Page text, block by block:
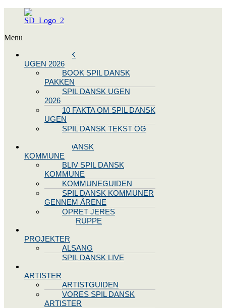
Menu
SPIL DANSK
UGEN 2026
BOOK SPIL DANSK
PAKKEN
SPIL DANSK UGEN
2026
10 FAKTA OM SPIL DANSK
UGEN
SPIL DANSK TEKST OG
BLIV SPIL DANSK
KOMMUNE
BLIV SPIL DANSK
KOMMUNE
KOMMUNEGUIDEN
SPIL DANSK KOMMUNER
GENNEM ÅRENE
OPRET JERES
STYREGRUPPE
PROJEKTER
ALSANG
SPIL DANSK LIVE
ARTISTER
ARTISTGUIDEN
VORES SPIL DANSK
ARTISTER